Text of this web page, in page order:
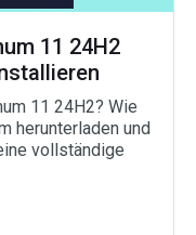
11 24H2
11 24H2? Wie
herunterladen und
vollständige